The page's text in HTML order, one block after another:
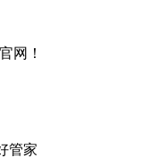
网！
管家